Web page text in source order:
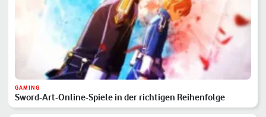
GAMING
Sword-Art-Online-Spiele in der richtigen Reihenfolge